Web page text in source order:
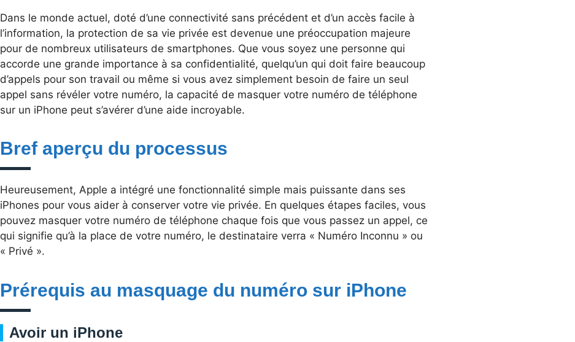
Dans le monde actuel, doté d’une connectivité sans précédent et d’un accès facile à
l’information, la protection de sa vie privée est devenue une préoccupation majeure
pour de nombreux utilisateurs de smartphones. Que vous soyez une personne qui
accorde une grande importance à sa confidentialité, quelqu’un qui doit faire beaucoup
d’appels pour son travail ou même si vous avez simplement besoin de faire un seul
appel sans révéler votre numéro, la capacité de masquer votre numéro de téléphone
sur un iPhone peut s’avérer d’une aide incroyable.
Bref aperçu du processus
Heureusement, Apple a intégré une fonctionnalité simple mais puissante dans ses
iPhones pour vous aider à conserver votre vie privée. En quelques étapes faciles, vous
pouvez masquer votre numéro de téléphone chaque fois que vous passez un appel, ce
qui signifie qu’à la place de votre numéro, le destinataire verra « Numéro Inconnu » ou
« Privé ».
Prérequis au masquage du numéro sur iPhone
Avoir un iPhone